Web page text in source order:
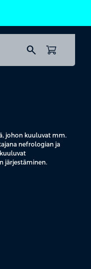
search
johon kuuluvat mm.
nefrologian ja
järjestäminen.